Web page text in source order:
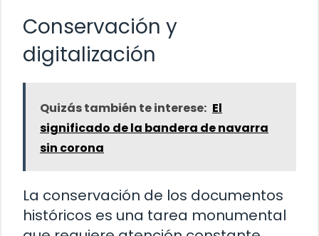
Conservación y
digitalización
Quizás también te interese: El
significado de la bandera de navarra
sin corona
La conservación de los documentos
históricos es una tarea monumental